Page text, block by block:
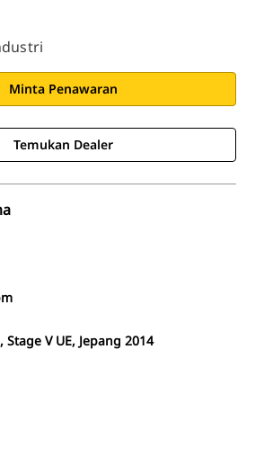
Minta Penawaran
Temukan Dealer
Stage V UE, Jepang 2014